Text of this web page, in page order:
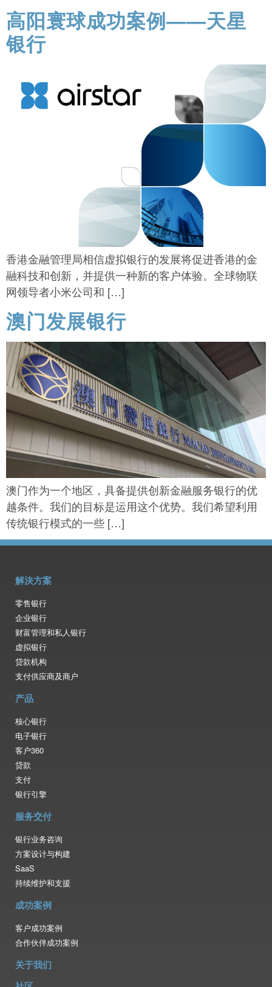
高阳寰球成功案例——天星
银行
香港金融管理局相信虚拟银行的发展将促进香港的金
融科技和创新，并提供一种新的客户体验。全球物联
网领导者小米公司和 […]
澳门发展银行
澳门作为一个地区，具备提供创新金融服务银行的优
越条件。我们的目标是运用这个优势。我们希望利用
传统银行模式的一些 […]
解決方案
零售银行
企业银行
财富管理和私人银行
虚拟银行
贷款机构
支付供应商及商户
产品
核心银行
电子银行
客户360
贷款
支付
银行引擎
服务交付
银行业务咨询
方案设计与构建
SaaS
持续维护和支援
成功案例
客户成功案例
合作伙伴成功案例
关于我们